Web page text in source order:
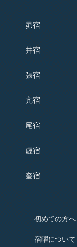
昴宿
井宿
張宿
亢宿
尾宿
虚宿
奎宿
初めての方へ
宿曜について